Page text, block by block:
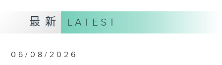
香港電台公共事務組
讚好Like「
RTHK 香港電台公共事務組
Facebook專頁
最新 LATEST
06/08/2026